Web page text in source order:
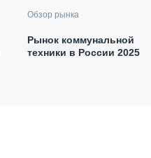
Обзор рынка
Рынок коммунальной
техники в России 2025